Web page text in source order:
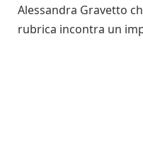
Alessandra Gravetto
rubrica incontra un